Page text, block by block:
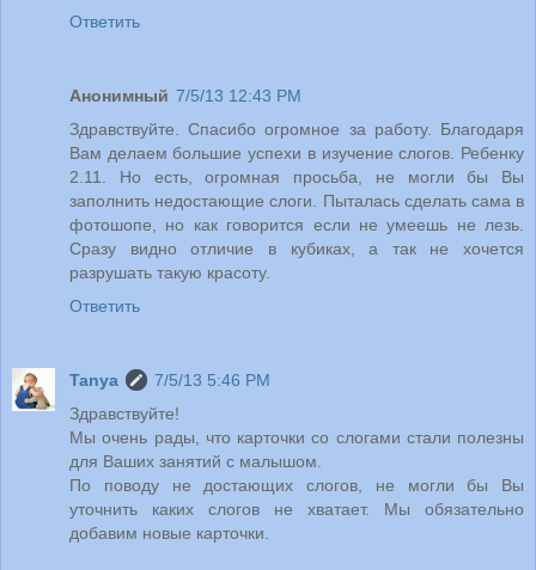
Ответить
Анонимный 7/5/13 12:43 PM
Здравствуйте. Спасибо огромное за работу. Благодаря
Вам делаем большие успехи в изучение слогов. Ребенку
2.11. Но есть, огромная просьба, не могли бы Вы
заполнить недостающие слоги. Пыталась сделать сама в
фотошопе, но как говорится если не умеешь не лезь.
Сразу видно отличие в кубиках, а так не хочется
разрушать такую красоту.
Ответить
Tanya
7/5/13 5:46 PM
Здравствуйте!
Мы очень рады, что карточки со слогами стали полезны
для Ваших занятий с малышом.
По поводу не достающих слогов, не могли бы Вы
уточнить каких слогов не хватает. Мы обязательно
добавим новые карточки.